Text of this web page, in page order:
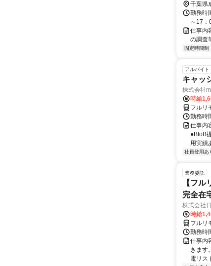
千葉県
勤務
～17
仕事内
の調査
固定時間制
アルバイト
キャッ
株式会社
時給
フルリ
勤務時
仕事
●BtoB
用実
社員登用あ
業務委託
【フ
完全在
株式会社
時給
フルリ
勤務時
仕事内
きます
電リス